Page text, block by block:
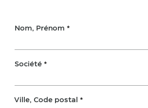
Nom, Prénom
Société
Ville, Code postal